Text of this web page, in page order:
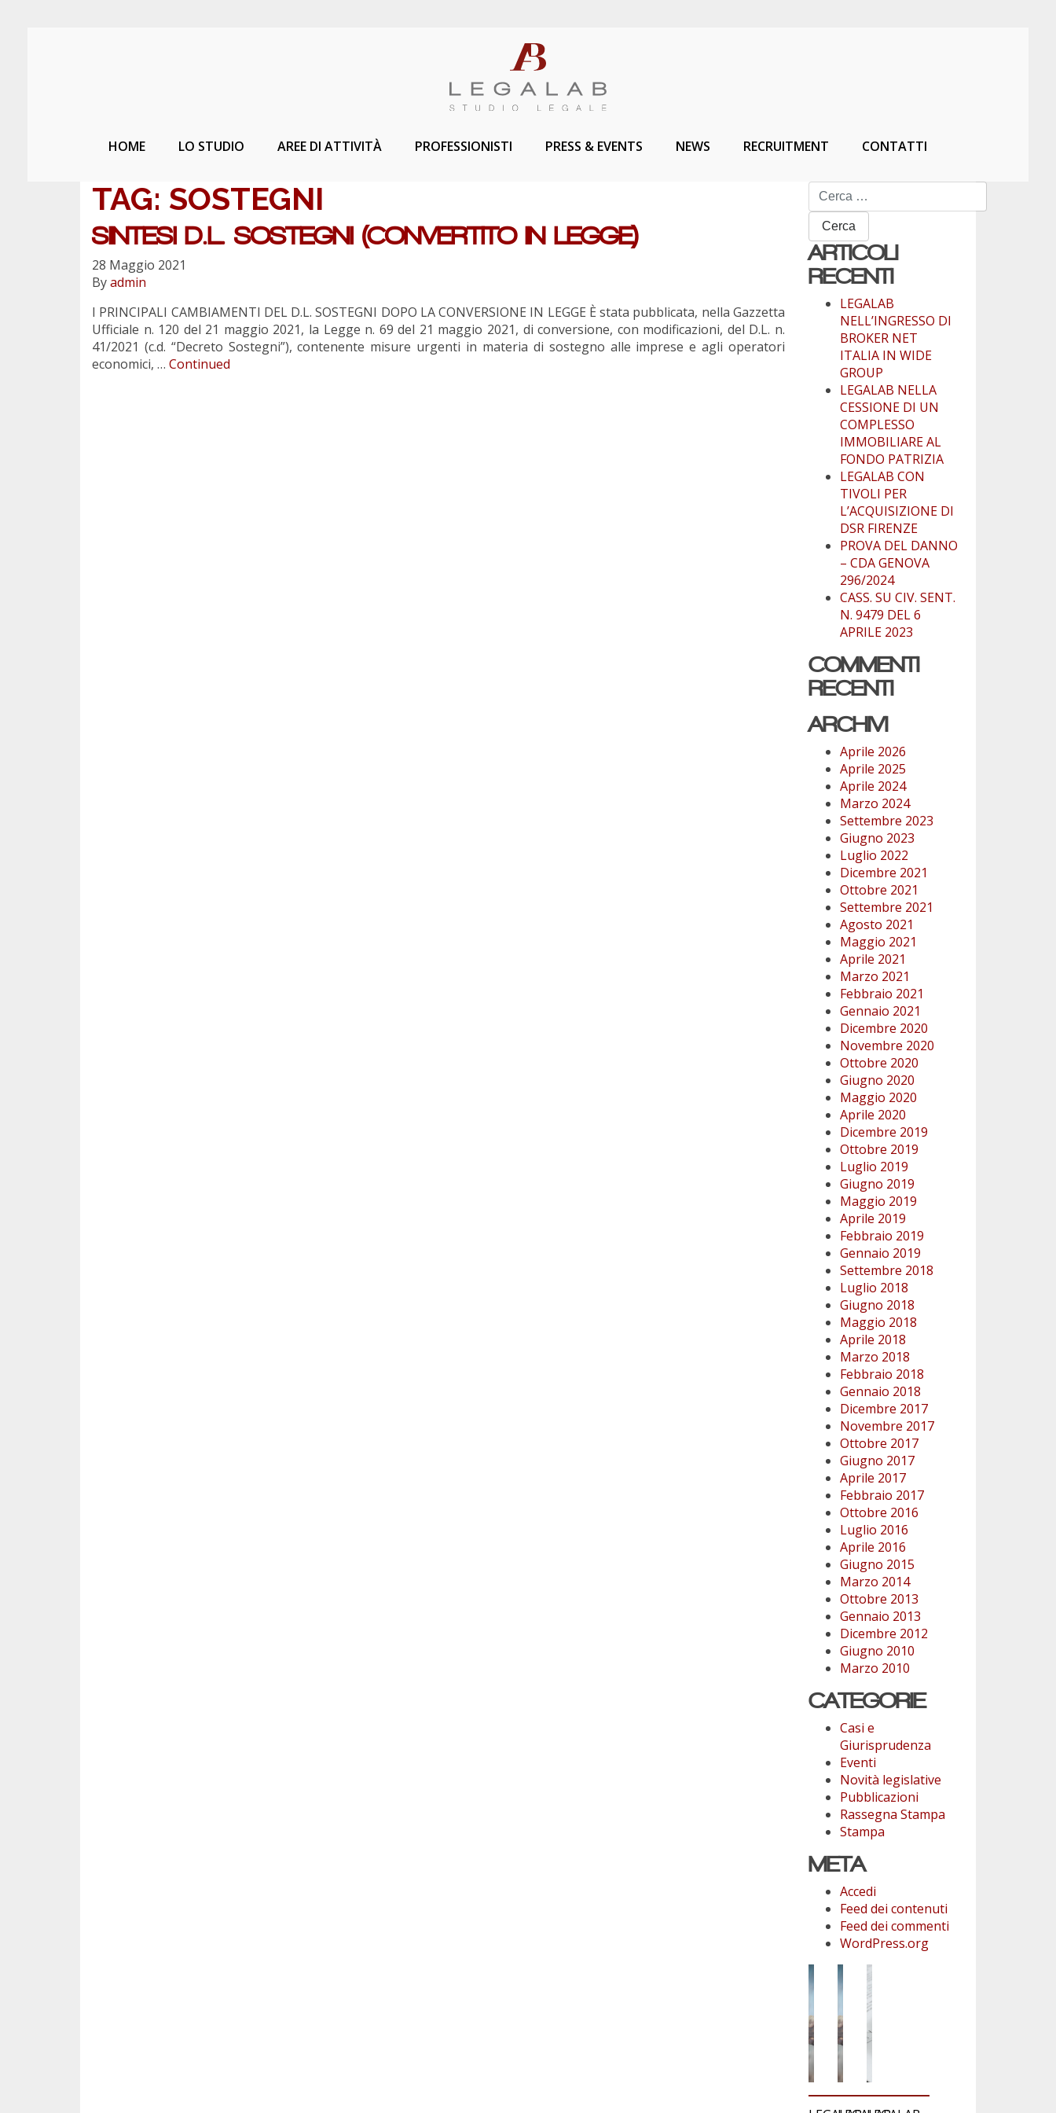
HOME LO STUDIO AREE DI ATTIVITÀ PROFESSIONISTI PRESS & EVENTS NEWS RECRUITMENT CONTATTI
TAG: SOSTEGNI
SINTESI D.L. SOSTEGNI (CONVERTITO IN LEGGE)
28 Maggio 2021
Byadmin
I PRINCIPALI CAMBIAMENTI DEL D.L. SOSTEGNI DOPO LA CONVERSIONE IN LEGGE È stata pubblicata, nella Gazzetta
Ufficiale n. 120 del 21 maggio 2021, la Legge n. 69 del 21 maggio 2021, di conversione, con modificazioni, del D.L. n.
41/2021 (c.d. “Decreto Sostegni”), contenente misure urgenti in materia di sostegno alle imprese e agli operatori
economici, … Continued
ARTICOLI
RECENTI
LEGALAB
NELL’INGRESSO DI
BROKER NET
ITALIA IN WIDE
GROUP
LEGALAB NELLA
CESSIONE DI UN
COMPLESSO
IMMOBILIARE AL
FONDO PATRIZIA
LEGALAB CON
TIVOLI PER
L’ACQUISIZIONE DI
DSR FIRENZE
PROVA DEL DANNO
– CDA GENOVA
296/2024
CASS. SU CIV. SENT.
N. 9479 DEL 6
APRILE 2023
COMMENTI
RECENTI
ARCHIVI
Aprile 2026
Aprile 2025
Aprile 2024
Marzo 2024
Settembre 2023
Giugno 2023
Luglio 2022
Dicembre 2021
Ottobre 2021
Settembre 2021
Agosto 2021
Maggio 2021
Aprile 2021
Marzo 2021
Febbraio 2021
Gennaio 2021
Dicembre 2020
Novembre 2020
Ottobre 2020
Giugno 2020
Maggio 2020
Aprile 2020
Dicembre 2019
Ottobre 2019
Luglio 2019
Giugno 2019
Maggio 2019
Aprile 2019
Febbraio 2019
Gennaio 2019
Settembre 2018
Luglio 2018
Giugno 2018
Maggio 2018
Aprile 2018
Marzo 2018
Febbraio 2018
Gennaio 2018
Dicembre 2017
Novembre 2017
Ottobre 2017
Giugno 2017
Aprile 2017
Febbraio 2017
Ottobre 2016
Luglio 2016
Aprile 2016
Giugno 2015
Marzo 2014
Ottobre 2013
Gennaio 2013
Dicembre 2012
Giugno 2010
Marzo 2010
CATEGORIE
Casi e
Giurisprudenza
Eventi
Novità legislative
Pubblicazioni
Rassegna Stampa
Stampa
META
Accedi
Feed dei contenuti
Feed dei commenti
WordPress.org